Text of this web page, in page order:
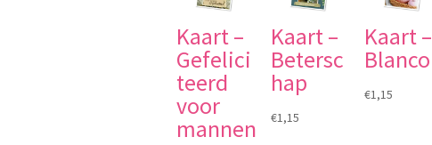
Kaart –
Gefelici
teerd
voor
mannen
Kaart –
Betersc
hap
€1,15
Kaart –
Blanco
€1,15